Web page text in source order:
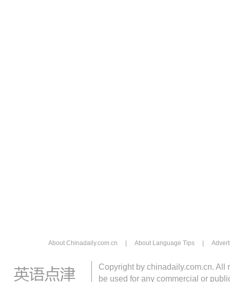
About Chinadaily.com.cn About Language Tips
Copyright by chinadaily.com.cn. All
be used for any commercial or